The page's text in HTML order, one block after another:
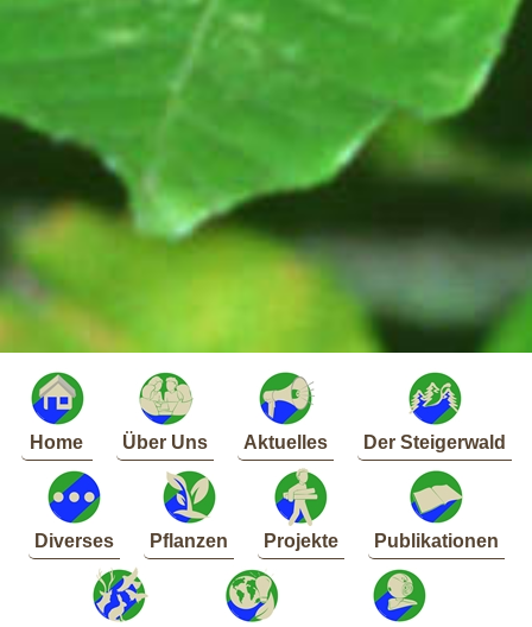
Home Über Uns Aktuelles Der Steigerwald
Diverses Pflanzen Projekte Publikationen